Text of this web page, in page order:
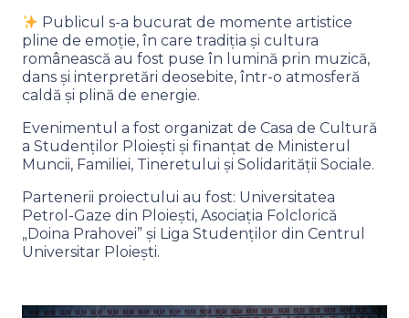
Publicul s-a bucurat de momente artistice
pline de emoție, în care tradiția și cultura
românească au fost puse în lumină prin muzică,
dans și interpretări deosebite, într-o atmosferă
caldă și plină de energie.
Evenimentul a fost organizat de Casa de Cultură
a Studenților Ploiești și finanțat de Ministerul
Muncii, Familiei, Tineretului și Solidarității Sociale.
Partenerii proiectului au fost: Universitatea
Petrol-Gaze din Ploiești, Asociația Folclorică
„Doina Prahovei” și Liga Studenților din Centrul
Universitar Ploiești.